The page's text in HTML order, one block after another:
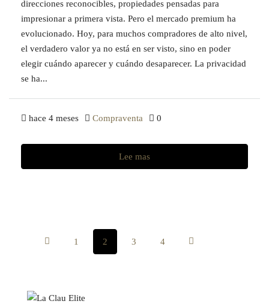
direcciones reconocibles, propiedades pensadas para
impresionar a primera vista. Pero el mercado premium ha
evolucionado. Hoy, para muchos compradores de alto nivel,
el verdadero valor ya no está en ser visto, sino en poder
elegir cuándo aparecer y cuándo desaparecer. La privacidad
se ha...
hace 4 meses Compraventa 0
Lee mas
1 2 3 4